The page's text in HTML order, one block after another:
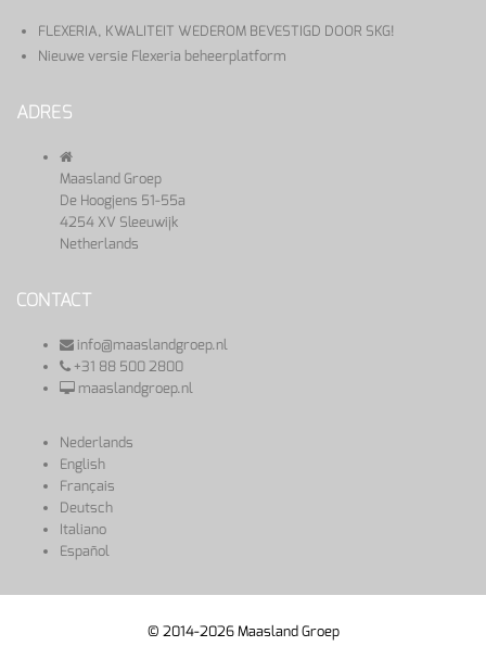
FLEXERIA, KWALITEIT WEDEROM BEVESTIGD DOOR SKG!
Nieuwe versie Flexeria beheerplatform
ADRES
Maasland Groep
De Hoogjens 51-55a
4254 XV Sleeuwijk
Netherlands
CONTACT
info@maaslandgroep.nl
+31 88 500 2800
maaslandgroep.nl
Nederlands
English
Français
Deutsch
Italiano
Español
© 2014-2026 Maasland Groep